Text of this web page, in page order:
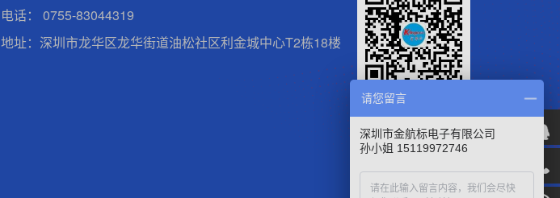
电话：
0755-83044319
地址：深圳市龙华区龙华街道油松社区利金城中心T2栋18楼
微信官方公众号
请您留言
深圳市金航标电子有限公司
孙小姐 15119972746